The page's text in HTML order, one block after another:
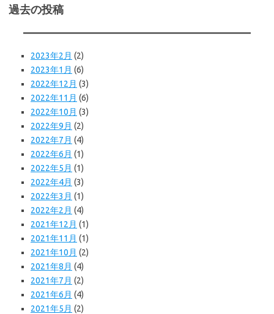
過去の投稿
2023年2月 (2)
2023年1月 (6)
2022年12月 (3)
2022年11月 (6)
2022年10月 (3)
2022年9月 (2)
2022年7月 (4)
2022年6月 (1)
2022年5月 (1)
2022年4月 (3)
2022年3月 (1)
2022年2月 (4)
2021年12月 (1)
2021年11月 (1)
2021年10月 (2)
2021年8月 (4)
2021年7月 (2)
2021年6月 (4)
2021年5月 (2)